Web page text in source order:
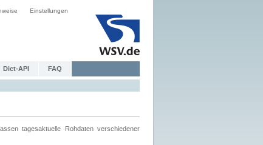
Einstellungen
Dict-API FAQ
tagesaktuelle Rohdaten verschiedener